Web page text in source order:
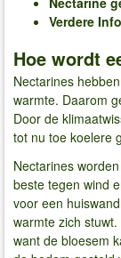
Verdere
Hoe wordt
Nectarines
warmte. Daarom
Door de
tot nu toe koelere
Nectarines
beste tegen wind
voor een
warmte zich
want de bloesem